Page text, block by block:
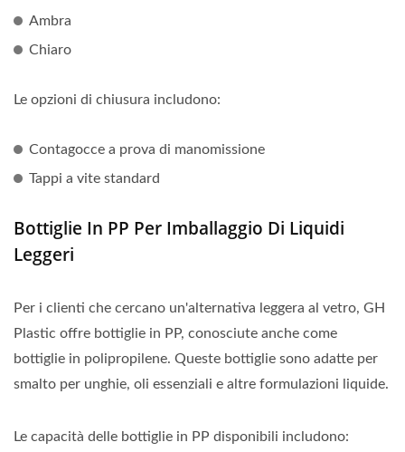
Ambra
Chiaro
Le opzioni di chiusura includono:
Contagocce a prova di manomissione
Tappi a vite standard
Bottiglie In PP Per Imballaggio Di Liquidi
Leggeri
Per i clienti che cercano un'alternativa leggera al vetro, GH
Plastic offre bottiglie in PP, conosciute anche come
bottiglie in polipropilene. Queste bottiglie sono adatte per
smalto per unghie, oli essenziali e altre formulazioni liquide.
Le capacità delle bottiglie in PP disponibili includono: